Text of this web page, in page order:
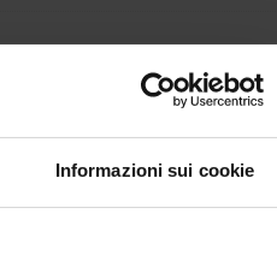
Informazioni sui cookie